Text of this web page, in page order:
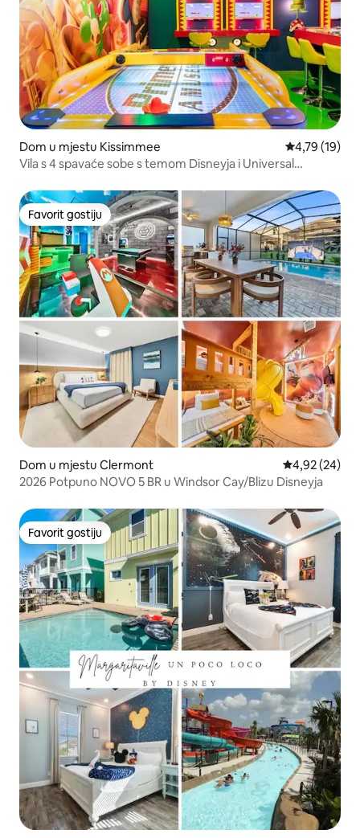
Dom u mjestu Kissimmee Prosječna
4,79 (19)
Vila s 4 spavaće sobe s temom Disneyja i Universal
Favorit gostiju
Favorit gostiju
Dom u mjestu Clermont Prosječna
4,92 (24)
2026 Potpuno NOVO 5 BR u Windsor Cay/Blizu Disneyja
Favorit gostiju
Favorit gostiju